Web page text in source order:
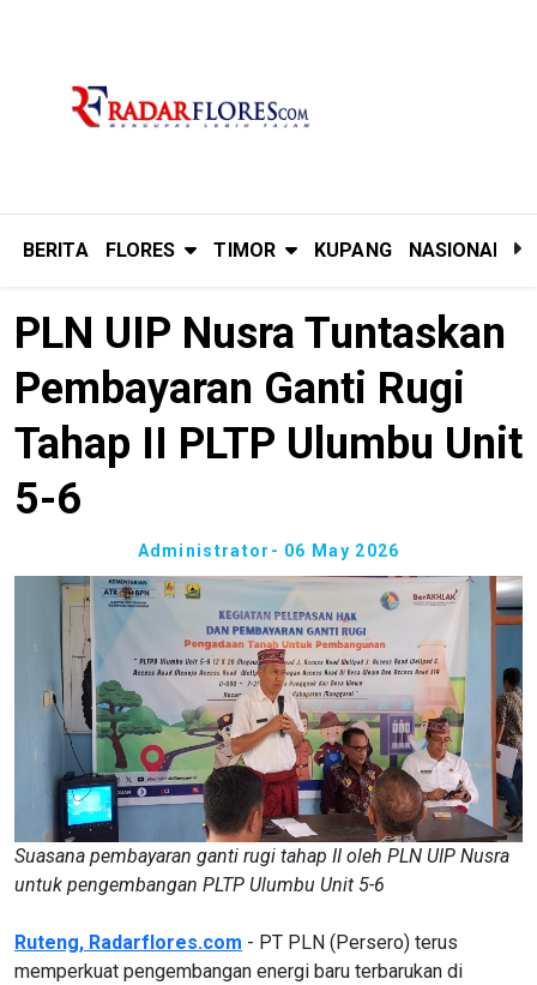
BERITA FLORES TIMOR KUPANG NASIONAL
PLN UIP Nusra Tuntaskan
Pembayaran Ganti Rugi
Tahap II PLTP Ulumbu Unit
5-6
Administrator - 06 May 2026
Suasana pembayaran ganti rugi tahap II oleh PLN UIP Nusra
untuk pengembangan PLTP Ulumbu Unit 5-6
Ruteng, Radarflores.com - PT PLN (Persero) terus
memperkuat pengembangan energi baru terbarukan di